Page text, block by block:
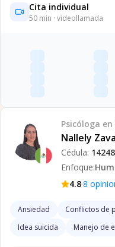
Cita individual
50 min · videollamada
Psicóloga
Nallely
Cédula:
Enfoque:
4.8·8
Ansiedad Conflictos de
Idea suicida
Manejo de